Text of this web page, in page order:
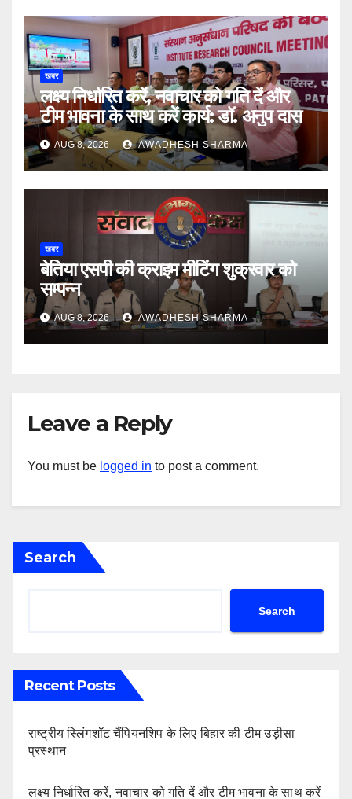
खबर
लक्ष्य निर्धारित करें, नवाचार को गति दें और
टीम भावना के साथ करें कार्य: डॉ. अनुप दास
AUG 8, 2026 AWADHESH SHARMA
खबर
बेतिया एसपी की क्राइम मीटिंग शुक्रवार को
सम्पन्न
AUG 8, 2026 AWADHESH SHARMA
Leave a Reply
You must be logged in to post a comment.
Search
Search
Recent Posts
राष्ट्रीय स्लिंगशॉट चैंपियनशिप के लिए बिहार की टीम उड़ीसा
प्रस्थान
लक्ष्य निर्धारित करें, नवाचार को गति दें और टीम भावना के साथ करें